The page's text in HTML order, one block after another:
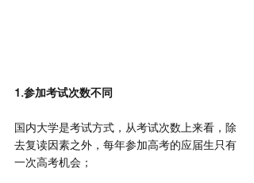
1.参加考试次数不同
国内大学是考试方式，从考试次数上来看，除
去复读因素之外，每年参加高考的应届生只有
一次高考机会；